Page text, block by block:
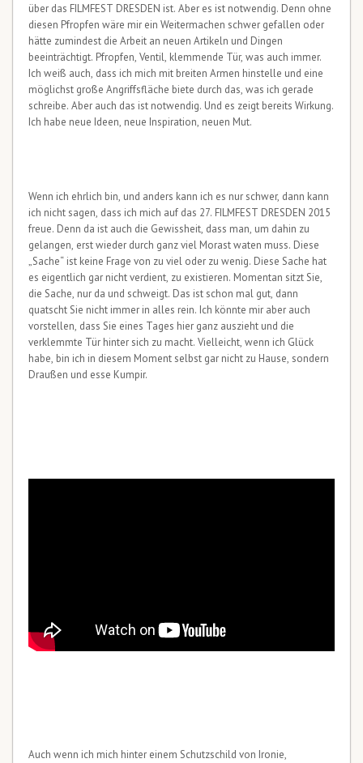
über das FILMFEST DRESDEN ist. Aber es ist notwendig. Denn ohne
diesen Pfropfen wäre mir ein Weitermachen schwer gefallen oder
hätte zumindest die Arbeit an neuen Artikeln und Dingen
beeinträchtigt. Pfropfen, Ventil, klemmende Tür, was auch immer.
Ich weiß auch, dass ich mich mit breiten Armen hinstelle und eine
möglichst große Angriffsfläche biete durch das, was ich gerade
schreibe. Aber auch das ist notwendig. Und es zeigt bereits Wirkung.
Ich habe neue Ideen, neue Inspiration, neuen Mut.
Wenn ich ehrlich bin, und anders kann ich es nur schwer, dann kann
ich nicht sagen, dass ich mich auf das 27. FILMFEST DRESDEN 2015
freue. Denn da ist auch die Gewissheit, dass man, um dahin zu
gelangen, erst wieder durch ganz viel Morast waten muss. Diese
„Sache“ ist keine Frage von zu viel oder zu wenig. Diese Sache hat
es eigentlich gar nicht verdient, zu existieren. Momentan sitzt Sie,
die Sache, nur da und schweigt. Das ist schon mal gut, dann
quatscht Sie nicht immer in alles rein. Ich könnte mir aber auch
vorstellen, dass Sie eines Tages hier ganz auszieht und die
verklemmte Tür hinter sich zu macht. Vielleicht, wenn ich Glück
habe, bin ich in diesem Moment selbst gar nicht zu Hause, sondern
Draußen und esse Kumpir.
Auch wenn ich mich hinter einem Schutzschild von Ironie,